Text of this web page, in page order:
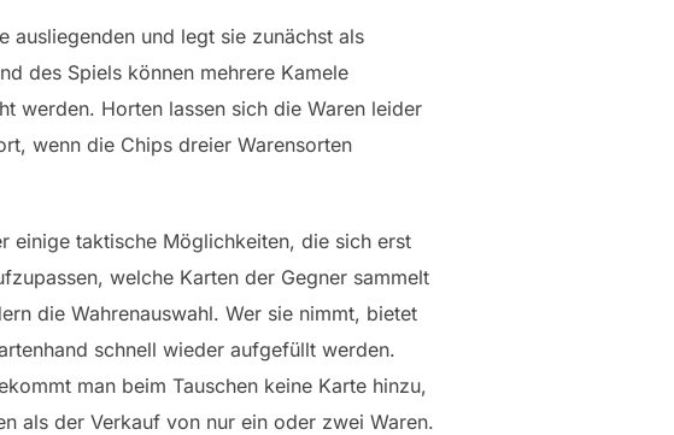
ausliegenden und legt sie zunächst als
des Spiels können mehrere Kamele
werden. Horten lassen sich die Waren leider
wenn die Chips dreier Warensorten
einige taktische Möglichkeiten, die sich erst
welche Karten der Gegner sammelt
die Wahrenauswahl. Wer sie nimmt, bietet
schnell wieder aufgefüllt werden.
man beim Tauschen keine Karte hinzu,
als der Verkauf von nur ein oder zwei Waren.